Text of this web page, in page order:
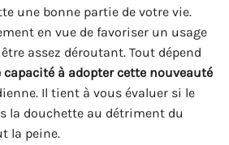
une bonne partie de votre vie.
en vue de favoriser un usage
assez déroutant. Tout dépend
capacité à adopter cette nouveauté
Il tient à vous évaluer si le
la douchette au détriment du
la peine.